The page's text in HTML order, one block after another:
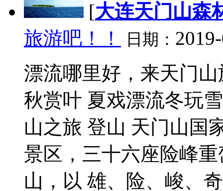
[大连天门山森
旅游吧！！
日期：
漂流哪里好，来天门
秋赏叶 夏戏漂流冬玩
山之旅 登山 天门山国
景区，三十六座险峰
山，以 雄、险、峻、